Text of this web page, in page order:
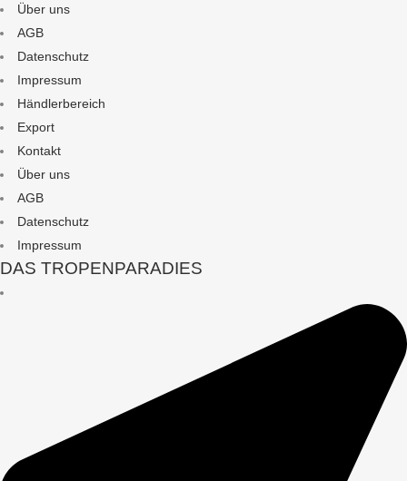
Über uns
AGB
Datenschutz
Impressum
Händlerbereich
Export
Kontakt
Über uns
AGB
Datenschutz
Impressum
DAS TROPENPARADIES